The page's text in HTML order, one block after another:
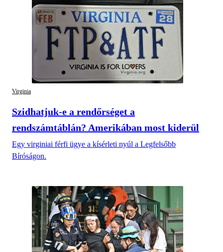
Virginia
Szidhatjuk-e a rendőrséget a
rendszámtáblán? Amerikában most kiderül
Egy virginiai férfi ügye a kísérleti nyúl a Legfelsőbb
Bíróságon.